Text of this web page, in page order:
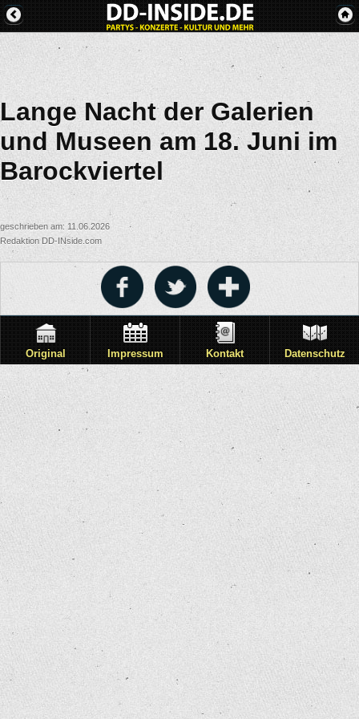
Lange Nacht der Galerien
und Museen am 18. Juni im
Barockviertel
geschrieben am: 11.06.2026
Redaktion DD-INside.com
Original Impressum Kontakt Datenschutz